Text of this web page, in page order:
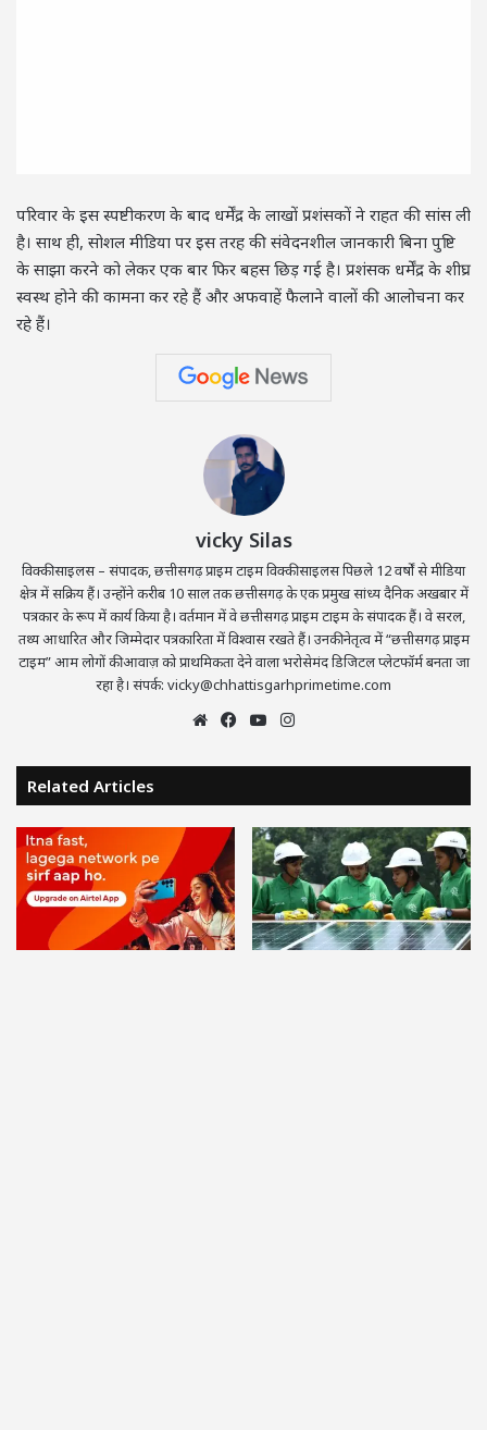
परिवार के इस स्पष्टीकरण के बाद धर्मेंद्र के लाखों प्रशंसकों ने राहत की सांस ली
है। साथ ही, सोशल मीडिया पर इस तरह की संवेदनशील जानकारी बिना पुष्टि
के साझा करने को लेकर एक बार फिर बहस छिड़ गई है। प्रशंसक धर्मेंद्र के शीघ्र
स्वस्थ होने की कामना कर रहे हैं और अफवाहें फैलाने वालों की आलोचना कर
रहे हैं।
vicky Silas
विक्की साइलस – संपादक, छत्तीसगढ़ प्राइम टाइम विक्की साइलस पिछले 12 वर्षों से मीडिया
क्षेत्र में सक्रिय हैं। उन्होंने करीब 10 साल तक छत्तीसगढ़ के एक प्रमुख सांध्य दैनिक अखबार में
पत्रकार के रूप में कार्य किया है। वर्तमान में वे छत्तीसगढ़ प्राइम टाइम के संपादक हैं। वे सरल,
तथ्य आधारित और जिम्मेदार पत्रकारिता में विश्वास रखते हैं। उनकी नेतृत्व में “छत्तीसगढ़ प्राइम
टाइम” आम लोगों की आवाज़ को प्राथमिकता देने वाला भरोसेमंद डिजिटल प्लेटफॉर्म बनता जा
रहा है। संपर्क: vicky@chhattisgarhprimetime.com
WebsiteFacebookYouTube
Related Articles